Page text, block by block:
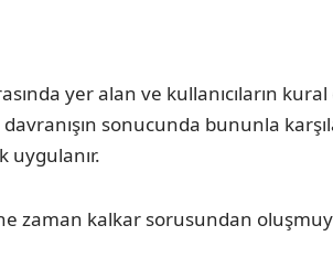
yer alan ve kullanıcıların
davranışın sonucunda bununla
uygulanır.
zaman kalkar sorusundan